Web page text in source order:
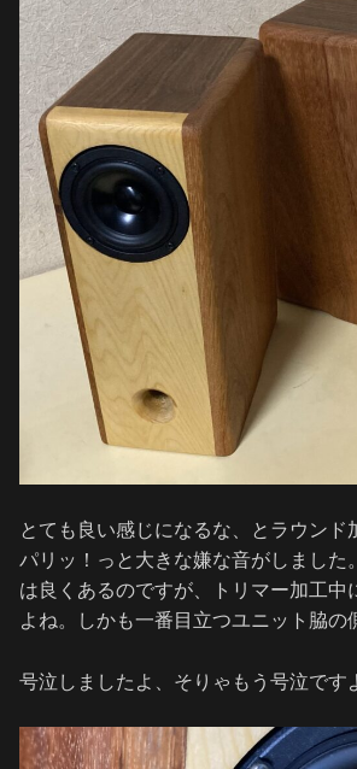
とても良い感じになるな、とラウンド
パリッ！っと大きな嫌な音がしました
は良くあるのですが、トリマー加工中
よね。しかも一番目立つユニット脇の
号泣しましたよ、そりゃもう号泣です